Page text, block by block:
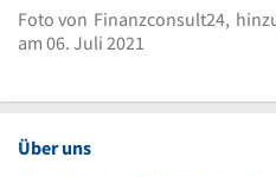
Bild melden
Foto von Finanzconsult24,
am 06. Juli 2021
Über uns